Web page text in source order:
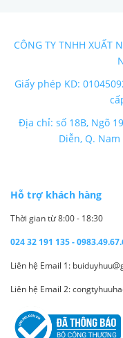
CÔNG TY TNHH XUẤT
Giấy phép KD:
Địa chỉ: số 18B, Ngõ
Diễn, Q.
Hỗ trợ khách hàng
Thời gian từ 8:00 - 18:30
024 32 191 135 -
Liên hệ Email 1:
Liên hệ Email 2: